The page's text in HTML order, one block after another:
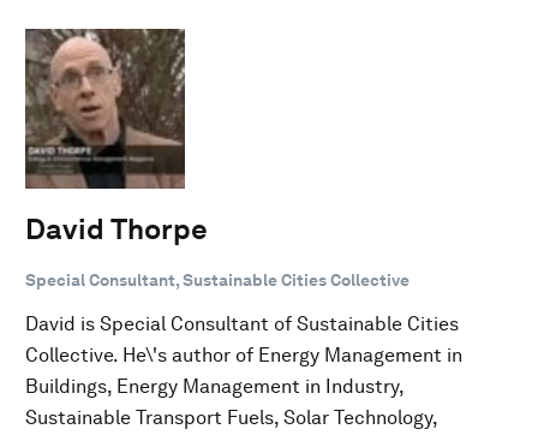
David Thorpe
Special Consultant, Sustainable Cities Collective
David is Special Consultant of Sustainable Cities
Collective. He\'s author of Energy Management in
Buildings, Energy Management in Industry,
Sustainable Transport Fuels, Solar Technology,